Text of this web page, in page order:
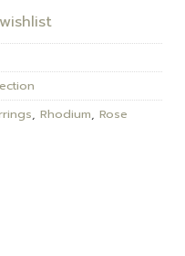
, Rhodium, Rose